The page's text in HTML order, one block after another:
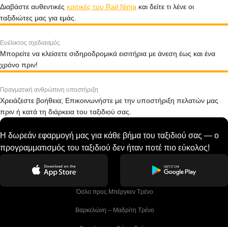
Διαβάστε αυθεντικές κριτικές του Rail Ninja και δείτε τι λένε οι
ταξιδιώτες μας για εμάς.
Ευέλικτος σχεδιασμός
Μπορείτε να κλείσετε σιδηροδρομικά εισιτήρια με άνεση έως και ένα
χρόνο πριν!
Πραγματική ανθρώπινη υποστήριξη
Χρειάζεστε βοήθεια; Επικοινωνήστε με την υποστήριξη πελατών μας
πριν ή κατά τη διάρκεια του ταξιδιού σας.
Η δωρεάν εφαρμογή μας για κάθε βήμα του ταξιδιού σας — ο
προγραμματισμός του ταξιδιού δεν ήταν ποτέ πιο εύκολος!
Όσλο προς Μπέργκεν Tρένο
Βαρκελώνη – Μαδρίτη Tρένο